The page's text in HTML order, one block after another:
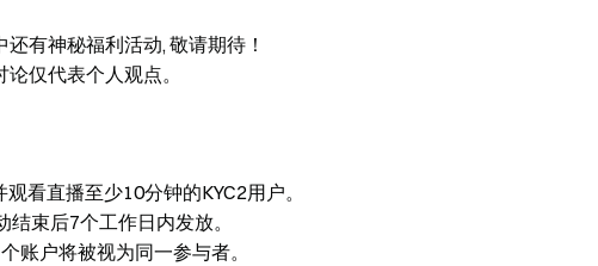
有神秘福利活动, 敬请期待！
仅代表个人观点。
看直播至少10分钟的KYC2用户。
束后7个工作日内发放。
账户将被视为同一参与者。